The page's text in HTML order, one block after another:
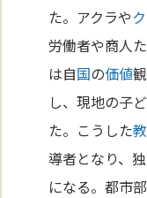
た。アクラや
労働者や商人
は自国の価値
し、現地の子
た。こうした
導者となり、
になる。都市